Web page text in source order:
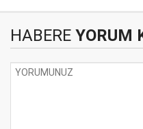
HABERE YORUM